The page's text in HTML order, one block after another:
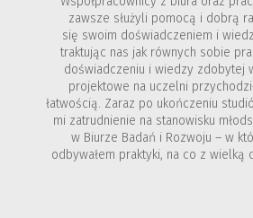
zawsze służyli pomocą i dobrą
się swoim doświadczeniem i
traktując nas jak równych sobie
doświadczeniu i wiedzy zdobytej
projektowe na uczelni
łatwością. Zaraz po ukończeniu
mi zatrudnienie na stanowisku
w Biurze Badań i Rozwoju – w
odbywałem praktyki, na co z wielką